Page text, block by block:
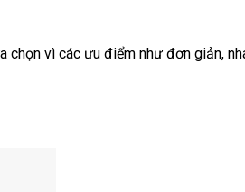
vì các ưu điểm như đơn giản,